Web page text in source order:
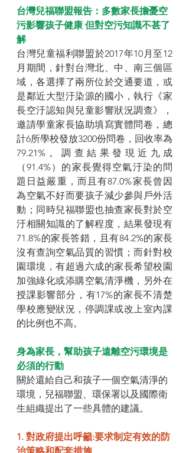
台灣兒福聯盟報告：多數家長擔憂空
污影響孩子健康 但對空污知識不甚了
解
台灣兒童福利聯盟於2017年10月至12
月期間，針對台灣北、中、南三個區
域，各選擇了兩所位於交通要道，或
是鄰近大型汙染源的國小，執行《家
長空汙認知與兒童影響狀況調查》，
邀請學童家長協助填寫實體問卷，總
計6所學校發放3200份問卷，回收率為
79.21%。調查結果發現近九成
（91.4%）的家長覺得空氣汙染的問
題日益嚴重，而且有87.0%家長曾因
為空氣不好而要孩子減少參與戶外活
動；同時兒福聯盟也抽查家長對於空
汙相關知識的了解程度，結果發現有
71.8%的家長答錯，且有84.2%的家長
沒有查詢空氣品質的習慣；而針對校
園環境，有超過六成的家長希望校園
加強綠化或添購空氣清淨機，另外在
授課影響部分，有17%的家長不清楚
學校應變狀況，停調課或改上室內課
的比例也不高。
身為家長，幫助孩子遠離空污環境是
必須的行動
關於還給自己和孩子一個空氣清淨的
環境，兒福聯盟、環保署以及國際衛
生組織提出了一些具體的建議。
1. 對政府提出呼籲:要求制定有效的防
治策略和配套措施